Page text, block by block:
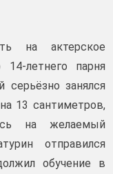
на актерское
летнего парня
серьёзно занялся
13 сантиметров,
на желаемый
отправился
обучение в